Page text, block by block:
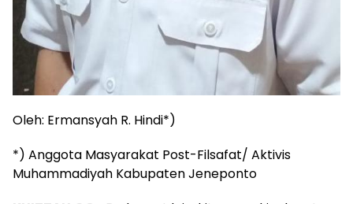
Oleh: Ermansyah R. Hindi*)
*) Anggota Masyarakat Post-Filsafat/ Aktivis
Muhammadiyah Kabupaten Jeneponto